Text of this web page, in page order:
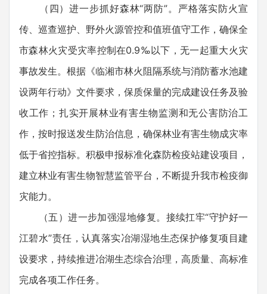
（四）进一步抓好森林“两防”。严格落实防火宣
传、巡查巡护、野外火源管控和值班值守工作，确保全
市森林火灾受灾率控制在0.9‰以下，无一起重大火灾
事故发生。根据《临湘市林火阻隔系统与消防蓄水池建
设两年行动》文件要求，保质保量的完成建设任务及验
收工作；扎实开展林业有害生物监测和无公害防治工
作，按时报送发生防治信息，确保林业有害生物成灾率
低于省控指标。积极申报标准化森防检疫站建设项目，
建立林业有害生物智慧监管平台，不断提升我市检疫御
灾能力。
（五）进一步加强湿地修复。接续扛牢“守护好一
江碧水”责任，认真落实冶湖湿地生态保护修复项目建
设要求，持续推进冶湖生态综合治理，高质量、高标准
完成各项工作任务。